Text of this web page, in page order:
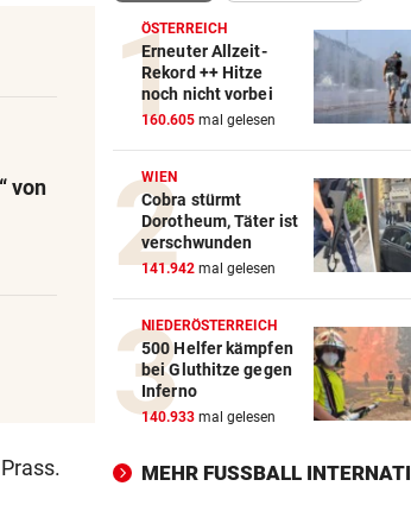
von
ÖSTERREICH
Erneuter Allzeit-
Rekord ++ Hitze
noch nicht vorbei
160.605 mal gelesen
WIEN
Cobra stürmt
Dorotheum, Täter ist
verschwunden
141.942 mal gelesen
NIEDERÖSTERREICH
500 Helfer kämpfen
bei Gluthitze gegen
Inferno
140.933 mal gelesen
MEHR FUSSBALL